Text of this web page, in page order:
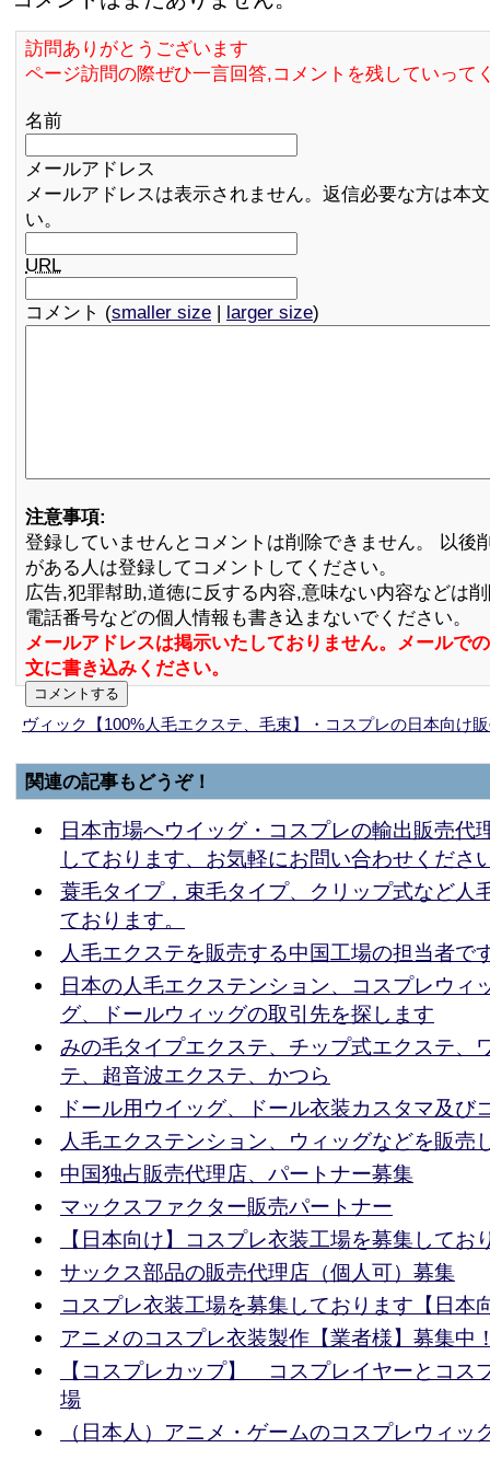
訪問ありがとうございます
ページ訪問の際ぜひ一言回答,コメントを残していって
名前
メールアドレス
メールアドレスは表示されません。返信必要な方は本
い。
URL
コメント (smaller size | larger size)
注意事項:
登録していませんとコメントは削除できません。 以後
がある人は登録してコメントしてください。
広告,犯罪幇助,道徳に反する内容,意味ない内容などは
電話番号などの個人情報も書き込まないでください。
メールアドレスは掲示いたしておりません。メールで
文に書き込みください。
ヴィック【100%人毛エクステ、毛束】・コスプレの日本向け
関連の記事もどうぞ！
日本市場へウイッグ・コスプレの輸出販売代
しております、お気軽にお問い合わせくださ
蓑毛タイプ，束毛タイプ、クリップ式など人
ております。
人毛エクステを販売する中国工場の担当者で
日本の人毛エクステンション、コスプレウィ
グ、ドールウィッグの取引先を探します
みの毛タイプエクステ、チップ式エクステ、
テ、超音波エクステ、かつら
ドール用ウイッグ、ドール衣装カスタマ及び
人毛エクステンション、ウィッグなどを販売
中国独占販売代理店、パートナー募集
マックスファクター販売パートナー
【日本向け】コスプレ衣装工場を募集してお
サックス部品の販売代理店（個人可）募集
コスプレ衣装工場を募集しております【日本
アニメのコスプレ衣装製作【業者様】募集中
【コスプレカップ】 コスプレイヤーとコス
場
（日本人）アニメ・ゲームのコスプレウィッ